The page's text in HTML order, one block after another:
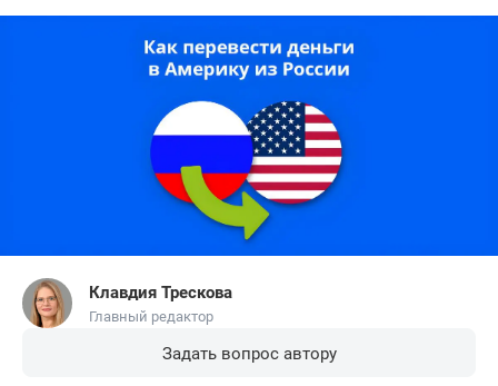
Клавдия Трескова
Главный редактор
Задать вопрос автору